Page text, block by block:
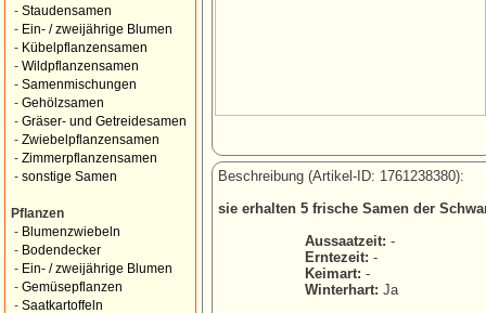
- Staudensamen
- Ein- / zweijährige Blumen
- Kübelpflanzensamen
- Wildpflanzensamen
- Samenmischungen
- Gehölzsamen
- Gräser- und Getreidesamen
- Zwiebelpflanzensamen
- Zimmerpflanzensamen
- sonstige Samen
Pflanzen
- Blumenzwiebeln
- Bodendecker
- Ein- / zweijährige Blumen
- Gemüsepflanzen
- Saatkartoffeln
Beschreibung (Artikel-ID: 1761238380):
sie erhalten 5 frische Samen der
Aussaatzeit: -
Erntezeit: -
Keimart: -
Winterhart: Ja